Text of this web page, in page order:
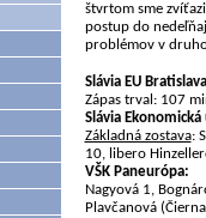
štvrtom sme
postup do
problémov v
Slávia EU
Zápas trval: 107
Slávia
Základná zostava:
10, libero
VŠK Paneurópa:
Nagyová 1,
Plavčanová